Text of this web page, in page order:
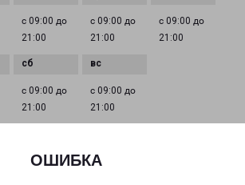
ОШИБКА
с 09:00 до
21:00
с 09:00 до
21:00
с 09:00 до
21:00
с 09:00 до
21:00
с 09:00 до
21:00